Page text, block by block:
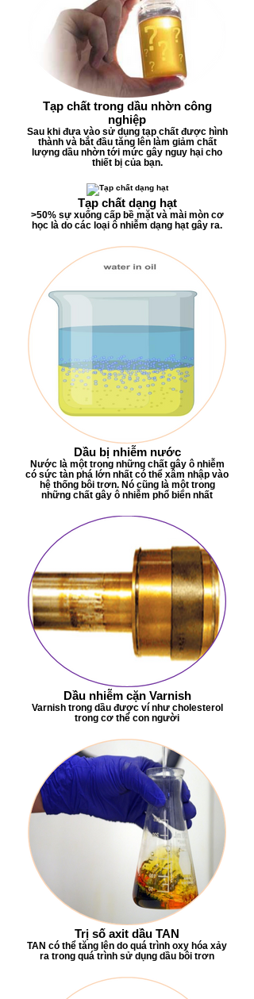
Tạp chất trong dầu nhờn công
nghiệp
Sau khi đưa vào sử dụng tạp chất được hình
thành và bắt đầu tăng lên làm giảm chất
lượng dầu nhờn tới mức gây nguy hại cho
thiết bị của bạn.
Tạp chất dạng hạt
>50% sự xuống cấp bề mặt và mài mòn cơ
học là do các loại ô nhiễm dạng hạt gây ra.
Dầu bị nhiễm nước
Nước là một trong những chất gây ô nhiễm
có sức tàn phá lớn nhất có thể xâm nhập vào
hệ thống bôi trơn. Nó cũng là một trong
những chất gây ô nhiễm phổ biến nhất
Dầu nhiễm cặn Varnish
Varnish trong dầu được ví như cholesterol
trong cơ thể con người
Trị số axit dầu TAN
TAN có thể tăng lên do quá trình oxy hóa xảy
ra trong quá trình sử dụng dầu bôi trơn